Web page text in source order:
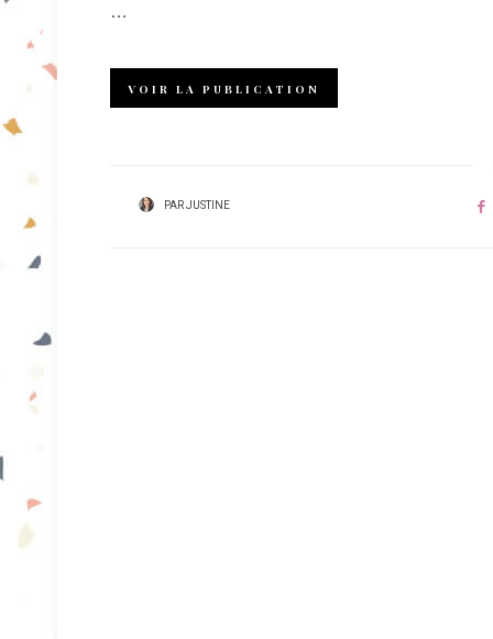
…
VOIR LA PUBLICATION
PARJUSTINE